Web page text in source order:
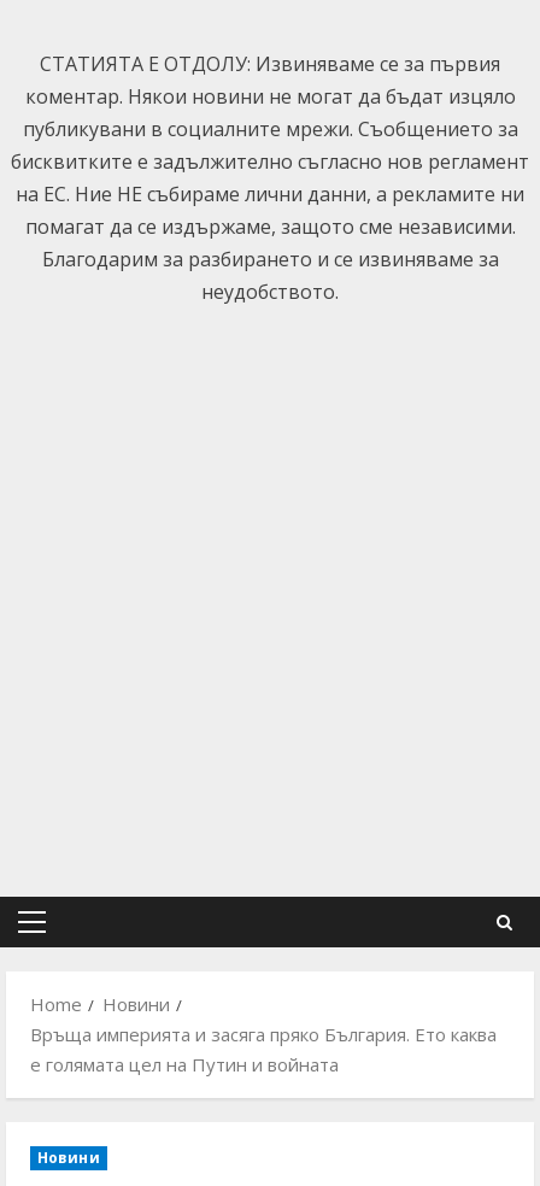
content
СТАТИЯТА Е ОТДОЛУ: Извиняваме се за първия
коментар. Някои новини не могат да бъдат изцяло
публикувани в социалните мрежи. Съобщението за
бисквитките е задължително съгласно нов регламент
на ЕС. Ние НЕ събираме лични данни, а рекламите ни
помагат да се издържаме, защото сме независими.
Благодарим за разбирането и се извиняваме за
неудобството.
Primary
Home
Новини
Връща империята и засяга пряко България. Ето каква
е голямата цел на Путин и войната
Новини